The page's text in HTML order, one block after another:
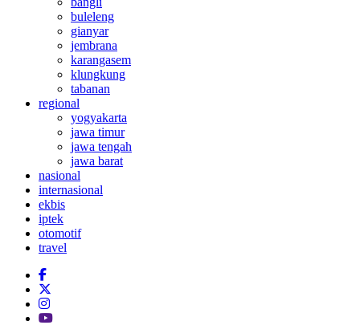
buleleng
gianyar
jembrana
karangasem
klungkung
tabanan
regional
yogyakarta
jawa timur
jawa tengah
jawa barat
nasional
internasional
ekbis
iptek
otomotif
travel